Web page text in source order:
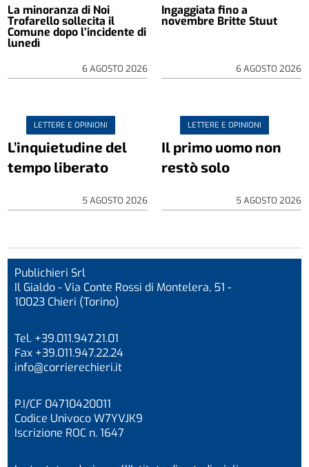
La minoranza di Noi
Trofarello sollecita il
Comune dopo l’incidente di
lunedì
6 AGOSTO 2026
Ingaggiata fino a
novembre Britte Stuut
6 AGOSTO 2026
LETTERE E OPINIONI
L’inquietudine del
tempo liberato
5 AGOSTO 2026
LETTERE E OPINIONI
Il primo uomo non
restò solo
5 AGOSTO 2026
Publichieri Srl
Il Gialdo - Via Conte Rossi di Montelera, 51 -
10023 Chieri (Torino)
Tel. +39.011.947.21.01
Fax +39.011.947.22.24
info@corrierechieri.it
P.I/CF 04710420011
Codice Univoco W7YVJK9
Iscrizione ROC n. 1647